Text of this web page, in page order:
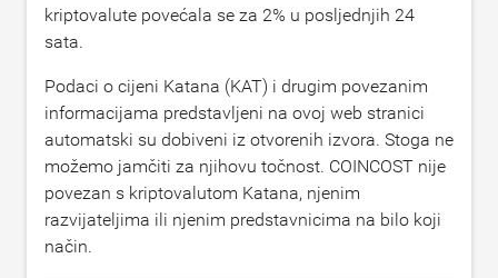
kriptovalute povećala se za 2% u posljednjih 24
sata.
Podaci o cijeni Katana (KAT) i drugim povezanim
informacijama predstavljeni na ovoj web stranici
automatski su dobiveni iz otvorenih izvora. Stoga ne
možemo jamčiti za njihovu točnost. COINCOST nije
povezan s kriptovalutom Katana, njenim
razvijateljima ili njenim predstavnicima na bilo koji
način.